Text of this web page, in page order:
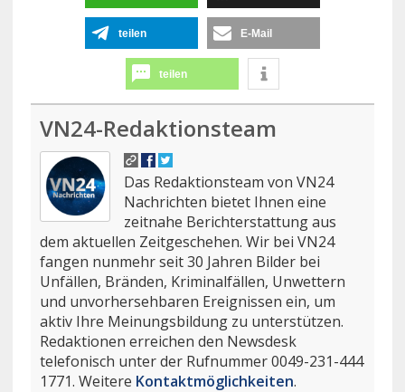
teilen E-Mail
teilen
VN24-Redaktionsteam
Das Redaktionsteam von VN24
Nachrichten bietet Ihnen eine
zeitnahe Berichterstattung aus
dem aktuellen Zeitgeschehen. Wir bei VN24
fangen nunmehr seit 30 Jahren Bilder bei
Unfällen, Bränden, Kriminalfällen, Unwettern
und unvorhersehbaren Ereignissen ein, um
aktiv Ihre Meinungsbildung zu unterstützen.
Redaktionen erreichen den Newsdesk
telefonisch unter der Rufnummer 0049-231-444
1771. Weitere Kontaktmöglichkeiten.